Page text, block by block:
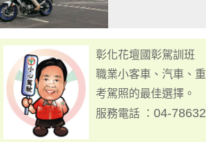
彰化花壇國彰駕訓班
職業小客車、汽車、
考駕照的最佳選擇。
服務電話 ：04-